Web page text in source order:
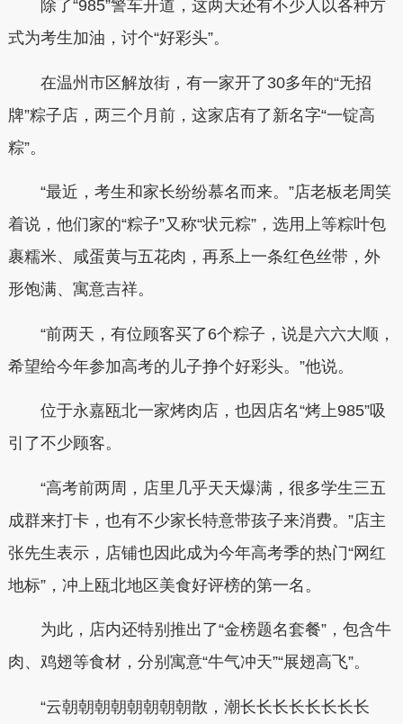
除了“985”警车开道，这两天还有不少人以各种方
式为考生加油，讨个“好彩头”。
在温州市区解放街，有一家开了30多年的“无招
牌”粽子店，两三个月前，这家店有了新名字“一锭高
粽”。
“最近，考生和家长纷纷慕名而来。”店老板老周笑
着说，他们家的“粽子”又称“状元粽”，选用上等粽叶包
裹糯米、咸蛋黄与五花肉，再系上一条红色丝带，外
形饱满、寓意吉祥。
“前两天，有位顾客买了6个粽子，说是六六大顺，
希望给今年参加高考的儿子挣个好彩头。”他说。
位于永嘉瓯北一家烤肉店，也因店名“烤上985”吸
引了不少顾客。
“高考前两周，店里几乎天天爆满，很多学生三五
成群来打卡，也有不少家长特意带孩子来消费。”店主
张先生表示，店铺也因此成为今年高考季的热门“网红
地标”，冲上瓯北地区美食好评榜的第一名。
为此，店内还特别推出了“金榜题名套餐”，包含牛
肉、鸡翅等食材，分别寓意“牛气冲天”“展翅高飞”。
“云朝朝朝朝朝朝朝朝散，潮长长长长长长长长